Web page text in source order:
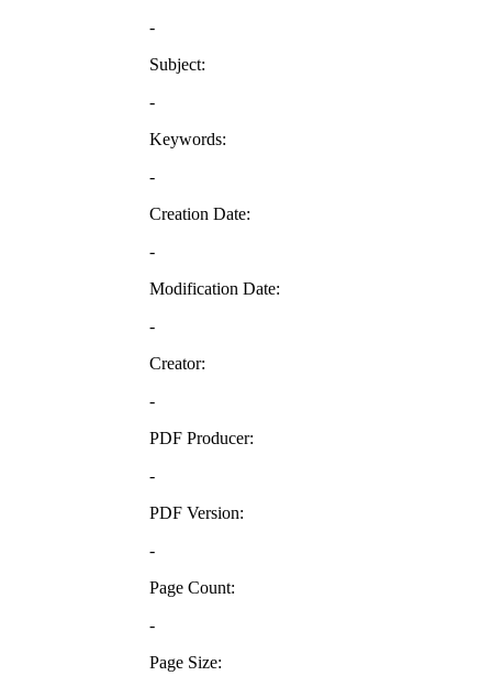
-
Subject:
-
Keywords:
-
Creation Date:
-
Modification Date:
-
Creator:
-
PDF Producer:
-
PDF Version:
-
Page Count:
-
Page Size: